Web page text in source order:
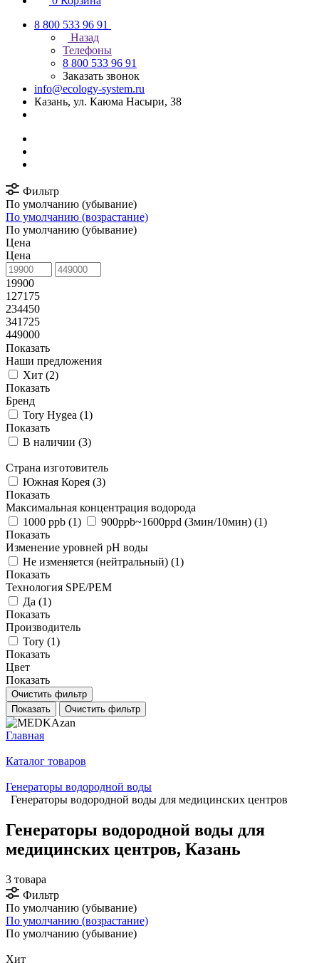
8 800 533 96 91
Назад
Телефоны
8 800 533 96 91
Заказать звонок
info@ecology-system.ru
Казань, ул. Каюма Насыри, 38
Фильтр
По умолчанию (убывание)
По умолчанию (возрастание)
По умолчанию (убывание)
Цена
Цена
19900
127175
234450
341725
449000
Показать
Наши предложения
Хит (2)
Показать
Бренд
Tory Hygea (1)
Показать
В наличии (3)
Страна изготовитель
Южная Корея (3)
Показать
Максимальная концентрация водорода
1000 ppb (1) 900ppb~1600ppd (3мин/10мин) (1)
Показать
Изменение уровней pH воды
Не изменяется (нейтральный) (1)
Показать
Технология SPE/PEM
Да (1)
Показать
Производитель
Tory (1)
Показать
Цвет
Показать
Очистить фильтр
Показать
Очистить фильтр
Главная
Каталог товаров
Генераторы водородной воды
Генераторы водородной воды для медицинских центров
Генераторы водородной воды для
медицинских центров, Казань
3 товара
Фильтр
По умолчанию (убывание)
По умолчанию (возрастание)
По умолчанию (убывание)
Хит